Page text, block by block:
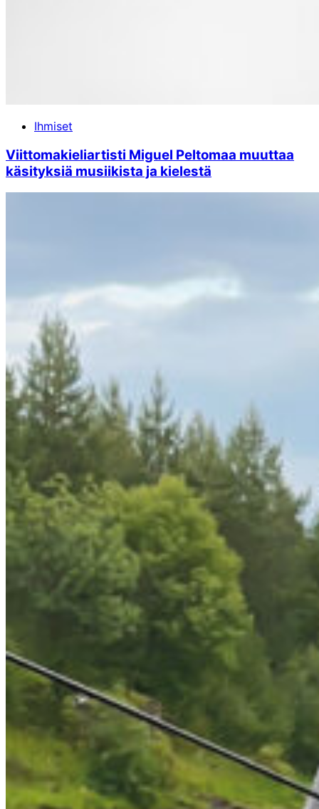
Ihmiset
Viittomakieliartisti Miguel Peltomaa muuttaa
käsityksiä musiikista ja kielestä